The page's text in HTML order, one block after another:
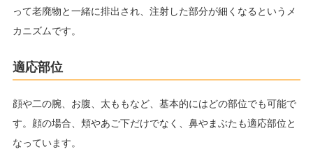
って老廃物と一緒に排出され、注射した部分が細くなるというメ
カニズムです。
適応部位
顔や二の腕、お腹、太ももなど、基本的にはどの部位でも可能で
す。顔の場合、頬やあご下だけでなく、鼻やまぶたも適応部位と
なっています。